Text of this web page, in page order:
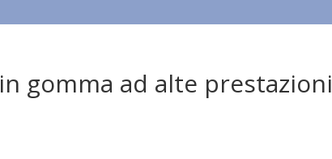
gomma ad alte prestazioni